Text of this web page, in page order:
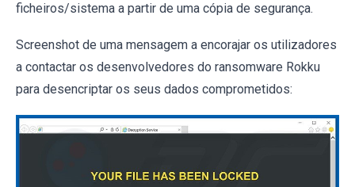
ficheiros/sistema a partir de uma cópia de segurança.
Screenshot de uma mensagem a encorajar os utilizadores
a contactar os desenvolvedores do ransomware Rokku
para desencriptar os seus dados comprometidos: